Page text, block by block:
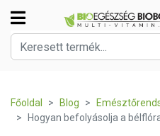
Főoldal Blog
Hogyan befolyásolja a